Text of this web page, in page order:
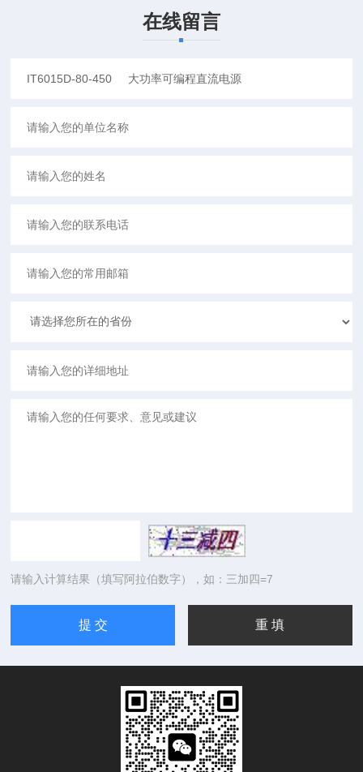
在线留言
请输入计算结果（填写阿拉伯数字），如：三加四=7